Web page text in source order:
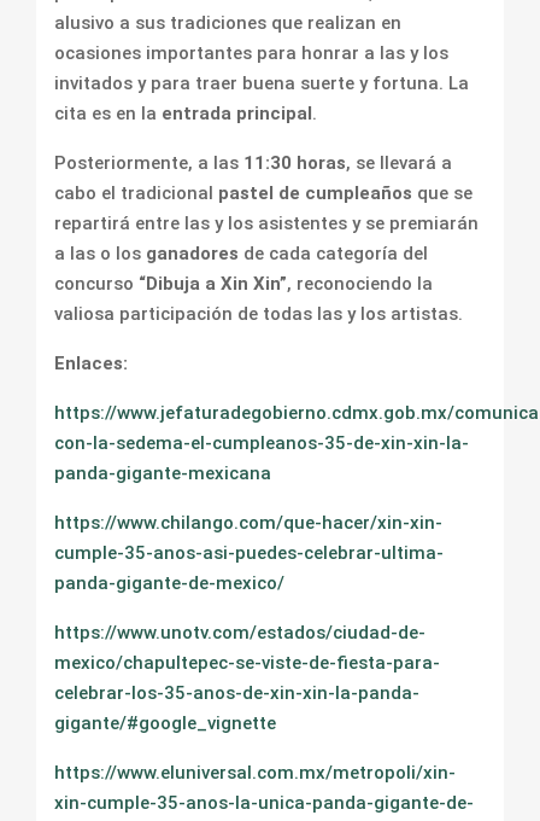
alusivo a sus tradiciones que realizan en
ocasiones importantes para honrar a las y los
invitados y para traer buena suerte y fortuna. La
cita es en la entrada principal .
Posteriormente, a las 11:30 horas, se llevará a
cabo el tradicional pastel de cumpleaños que se
repartirá entre las y los asistentes y se premiarán
a las o los ganadores de cada categoría del
concurso “Dibuja a Xin Xin”, reconociendo la
valiosa participación de todas las y los artistas.
Enlaces:
https://www.jefaturadegobierno.cdmx.gob.mx/
con-la-sedema-el-cumpleanos-35-de-xin-xin-la-
panda-gigante-mexicana
https://www.chilango.com/que-hacer/xin-xin-
cumple-35-anos-asi-puedes-celebrar-ultima-
panda-gigante-de-mexico/
https://www.unotv.com/estados/ciudad-de-
mexico/chapultepec-se-viste-de-fiesta-para-
celebrar-los-35-anos-de-xin-xin-la-panda-
gigante/#google_vignette
https://www.eluniversal.com.mx/metropoli/xin-
xin-cumple-35-anos-la-unica-panda-gigante-de-